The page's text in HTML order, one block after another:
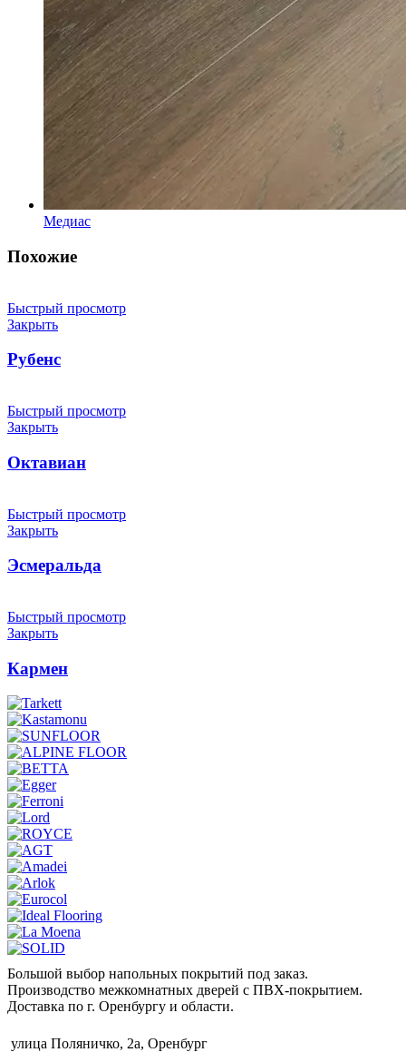
Медиас
Похожие
Быстрый просмотр
Закрыть
Рубенс
Быстрый просмотр
Закрыть
Октавиан
Быстрый просмотр
Закрыть
Эсмеральда
Быстрый просмотр
Закрыть
Кармен
Большой выбор напольных покрытий под заказ.
Производство межкомнатных дверей с ПВХ-покрытием.
Доставка по г. Оренбургу и области.
улица Поляничко, 2а, Оренбург